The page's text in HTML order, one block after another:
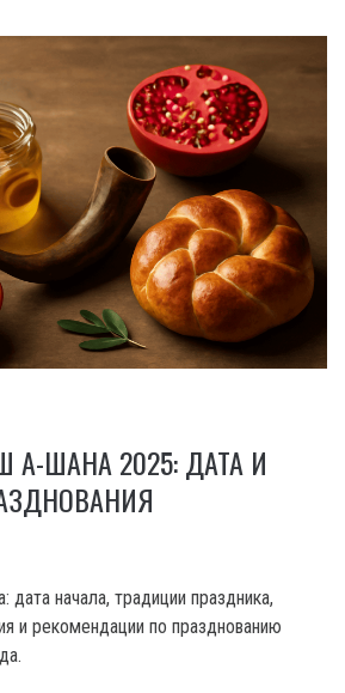
А-ШАНА 2025: ДАТА И
начала, традиции праздника,
и рекомендации по празднованию